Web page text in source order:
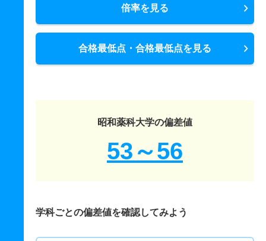
倍率を見る
合格最低点・合格最低点を見る
昭和薬科大学の偏差値
53～56
学科ごとの偏差値を確認してみよう